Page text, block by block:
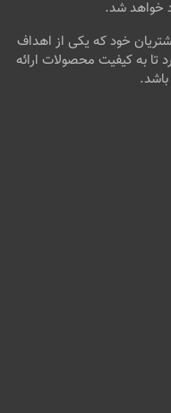
خواهد شد.
خود که یکی از اهداف
به کیفیت محصولات ارائه